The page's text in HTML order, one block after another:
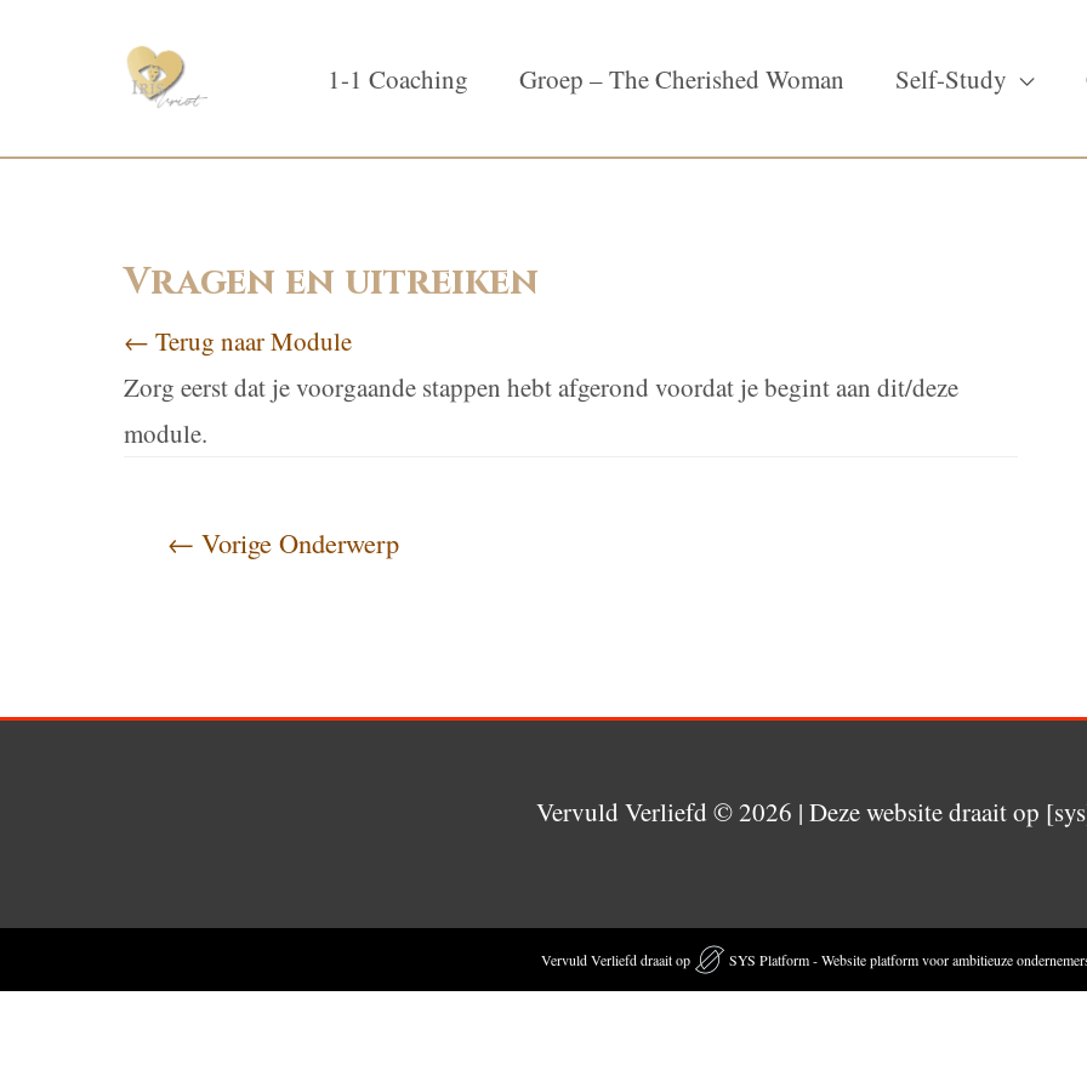
1-1 Coaching Groep – The Cherished Woman Self-Study
Vragen en uitreiken
← Terug naar Module
Zorg eerst dat je voorgaande stappen hebt afgerond voordat je begint aan dit/deze
module.
← Vorige Onderwerp
Vervuld Verliefd © 2026 | Deze website draait op
Vervuld Verliefd draait op SYS Platform - Website platform voor ambitieuze